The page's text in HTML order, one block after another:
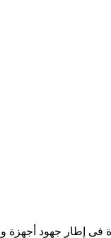
إطار جهود أجهزة